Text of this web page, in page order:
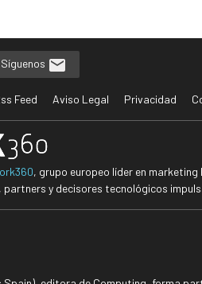
Síguenos
Feed Aviso Legal Privacidad
, grupo europeo líder en
y decisores tecnológicos